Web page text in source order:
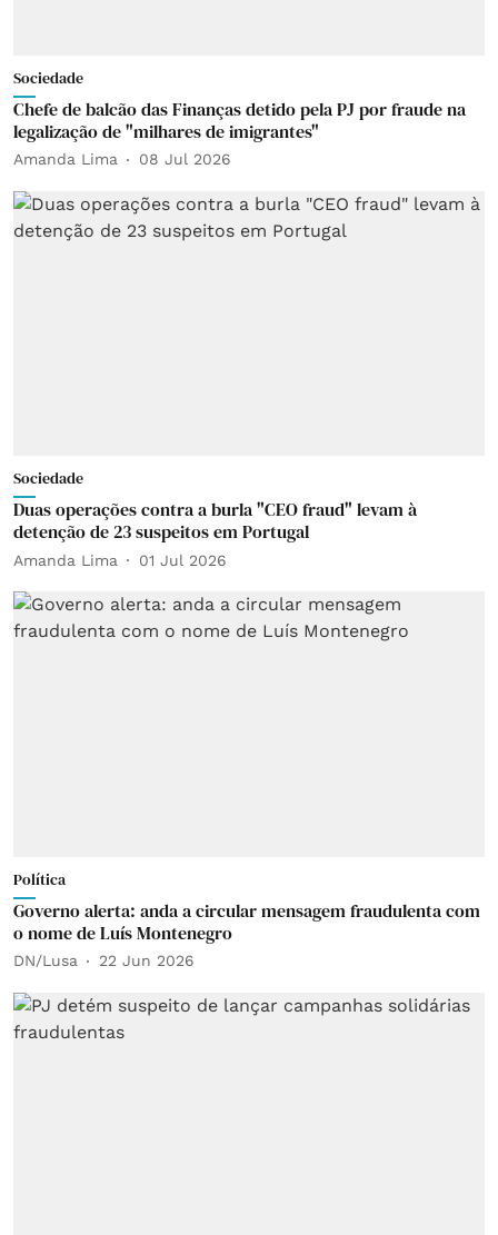
Sociedade
Chefe de balcão das Finanças detido pela PJ por fraude na
legalização de "milhares de imigrantes"
Amanda Lima 08 Jul 2026
Sociedade
Duas operações contra a burla "CEO fraud" levam à
detenção de 23 suspeitos em Portugal
Amanda Lima 01 Jul 2026
Política
Governo alerta: anda a circular mensagem fraudulenta com
o nome de Luís Montenegro
DN/Lusa 22 Jun 2026